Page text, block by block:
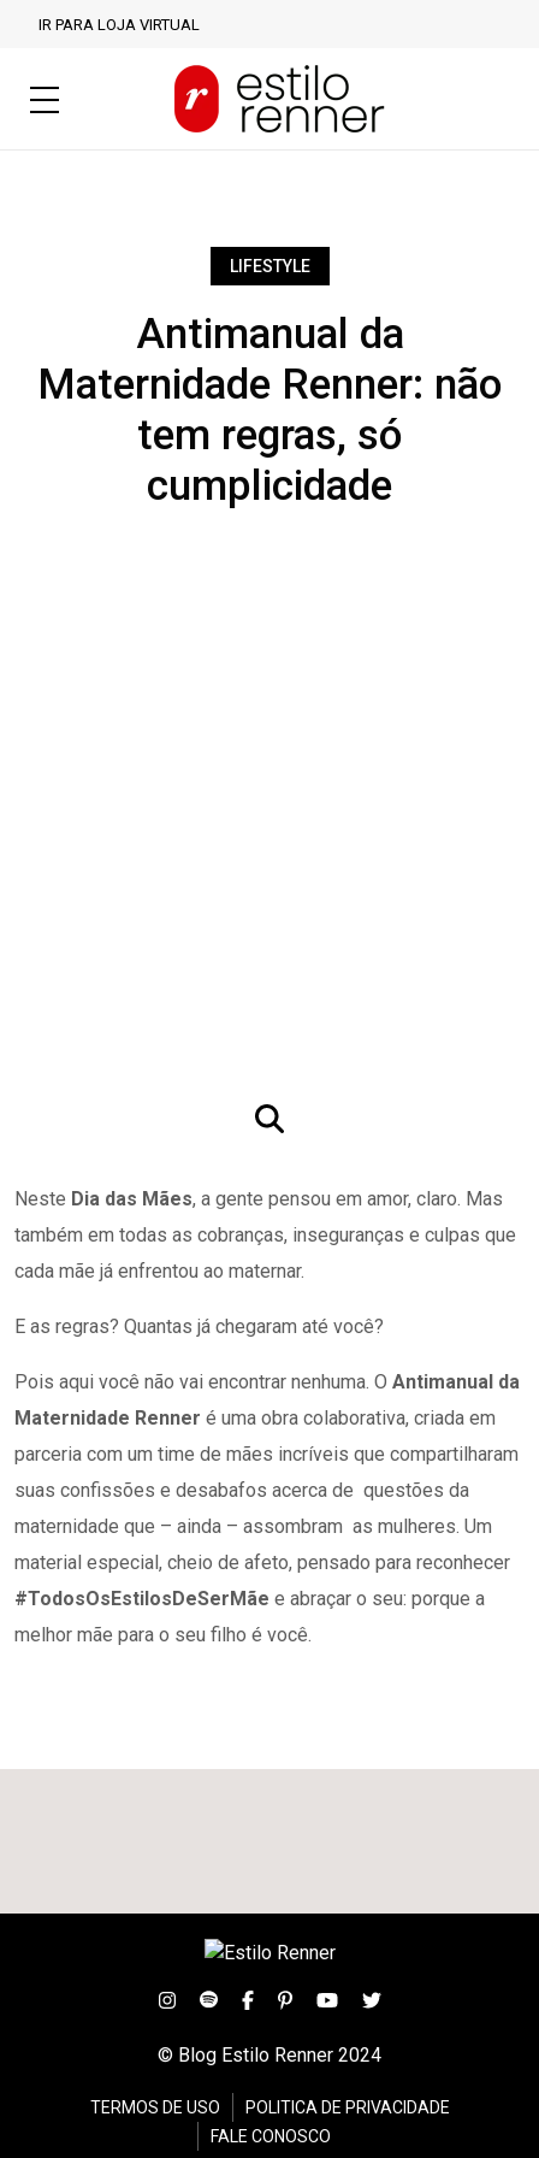
IR PARA LOJA VIRTUAL
LIFESTYLE
Antimanual da
Maternidade Renner: não
tem regras, só
cumplicidade
Neste Dia das Mães, a gente pensou em amor, claro. Mas
também em todas as cobranças, inseguranças e culpas que
cada mãe já enfrentou ao maternar.
E as regras? Quantas já chegaram até você?
Pois aqui você não vai encontrar nenhuma. O Antimanual da
Maternidade Renner é uma obra colaborativa, criada em
parceria com um time de mães incríveis que compartilharam
suas confissões e desabafos acerca de questões da
maternidade que – ainda – assombram as mulheres. Um
material especial, cheio de afeto, pensado para reconhecer
#TodosOsEstilosDeSerMãe e abraçar o seu: porque a
melhor mãe para o seu filho é você.
© Blog Estilo Renner 2024
TERMOS DE USO
POLITICA DE PRIVACIDADE
FALE CONOSCO